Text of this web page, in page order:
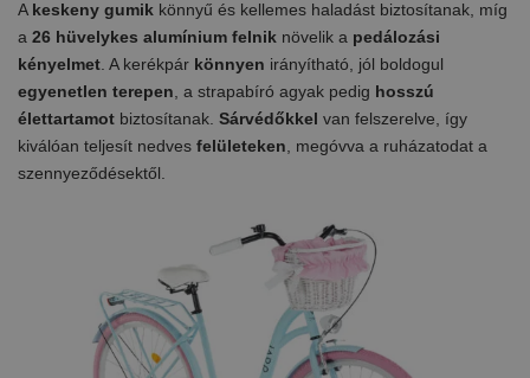
A keskeny gumik könnyű és kellemes haladást biztosítanak, míg
a 26 hüvelykes alumínium felnik növelik a pedálozási
kényelmet. A kerékpár könnyen irányítható, jól boldogul
egyenetlen terepen, a strapabíró agyak pedig hosszú
élettartamot biztosítanak. Sárvédőkkel van felszerelve, így
kiválóan teljesít nedves felületeken, megóvva a ruházatodat a
szennyeződésektől.